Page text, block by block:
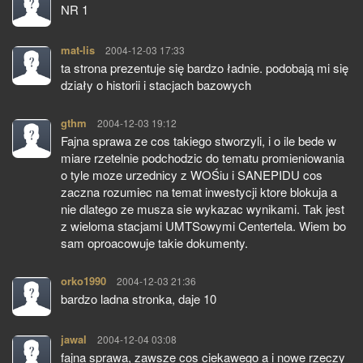
NR 1
mat-lis pisze:
2004-12-03 17:33
ta strona prezentuje się bardzo ładnie. podobają mi się
działy o historii i stacjach bazowych
gthm pisze:
2004-12-03 19:12
Fajna sprawa ze cos takiego stworzyli, i o ile bede w
miare rzetelnie podchodzic do tematu promieniowania
o tyle moze urzednicy z WOŚiu i SANEPIDU cos
zaczna rozumiec na temat inwestycji ktore blokuja a
nie dlatego ze musza sie wykazac wynikami. Tak jest
z wieloma stacjami UMTSowymi Centertela. Wiem bo
sam oproacowuje takie dokumenty.
orko1990 pisze:
2004-12-03 21:36
bardzo ladna stronka, daje 10
jawal pisze:
2004-12-04 03:08
fajna sprawa, zawsze cos ciekawego a i nowe rzeczy